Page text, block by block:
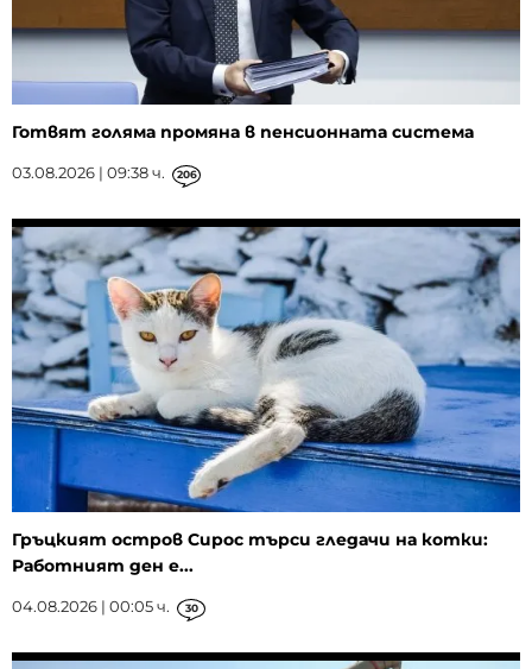
Готвят голяма промяна в пенсионната система
03.08.2026 | 09:38 ч. 206
Гръцкият остров Сирос търси гледачи на котки:
Работният ден е...
04.08.2026 | 00:05 ч. 30